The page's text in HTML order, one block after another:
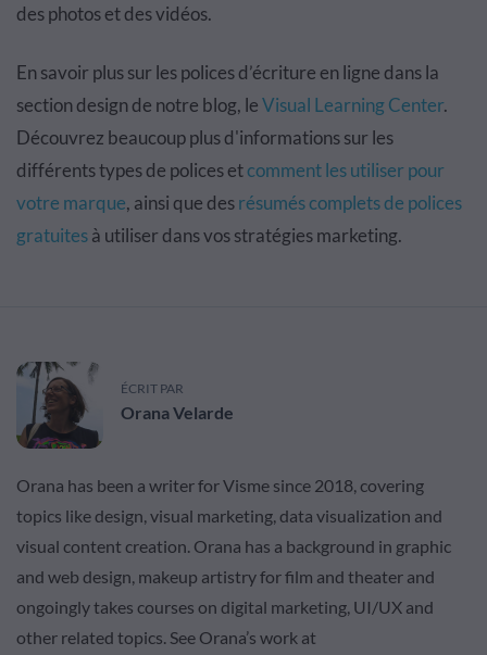
des photos et des vidéos.
En savoir plus sur les polices d’écriture en ligne dans la
section design de notre blog, leVisual Learning Center.
Découvrez beaucoup plus d'informations sur les
différents types de polices etcomment les utiliser pour
votre marque, ainsi que desrésumés complets de polices
gratuitesà utiliser dans vos stratégies marketing.
ÉCRIT PAR
Orana Velarde
Orana has been a writer for Visme since 2018, covering
topics like design, visual marketing, data visualization and
visual content creation. Orana has a background in graphic
and web design, makeup artistry for film and theater and
ongoingly takes courses on digital marketing, UI/UX and
other related topics. See Orana’s work at